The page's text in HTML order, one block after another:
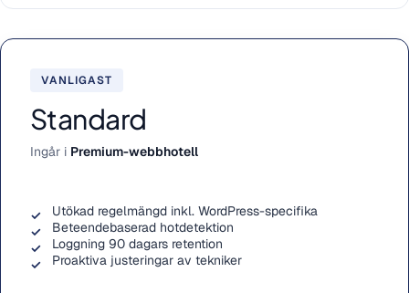
VANLIGAST
Standard
Ingår i Premium-webbhotell
Utökad regelmängd inkl. WordPress-specifika
Beteendebaserad hotdetektion
Loggning 90 dagars retention
Proaktiva justeringar av tekniker